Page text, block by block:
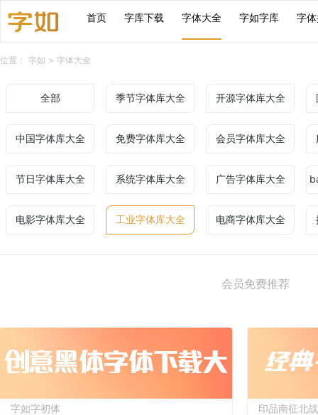
首页 字库下载 字体大全 字如字库 字
位置： 字如 > 字体大全
全部 季节字体库大全 开源字体库大全
中国字体库大全 免费字体库大全 会员字体库大全
节日字体库大全 系统字体库大全 广告字体库大全
电影字体库大全 工业字体库大全 电商字体库大全
会员免费推荐
创意黑体字体下载大
字如字初体
经
印品南征北